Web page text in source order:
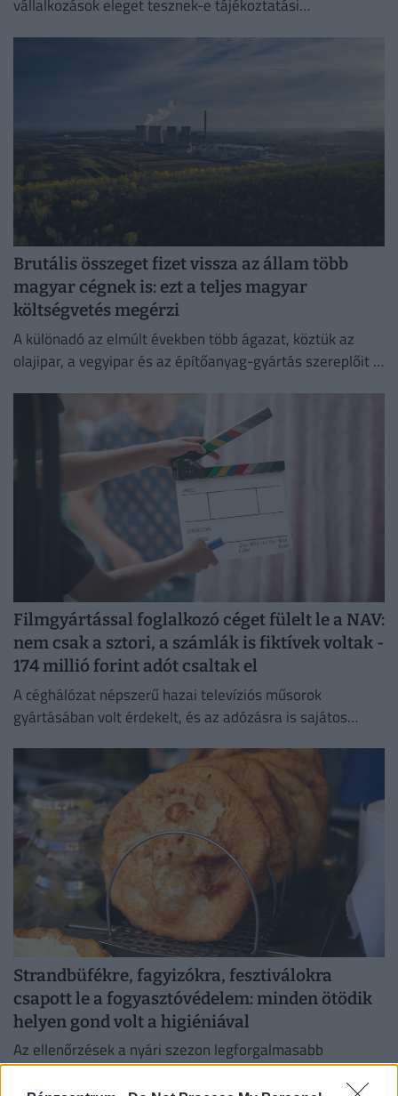
vállalkozások eleget tesznek-e tájékoztatási
Brutális összeget fizet vissza az állam több
magyar cégnek is: ezt a teljes magyar
költségvetés megérzi
A különadó az elmúlt években több ágazat, köztük az
olajipar, a vegyipar és az építőanyag-gyártás szereplőit is
Filmgyártással foglalkozó céget fülelt le a NAV:
nem csak a sztori, a számlák is fiktívek voltak -
174 millió forint adót csaltak el
A céghálózat népszerű hazai televíziós műsorok
gyártásában volt érdekelt, és az adózásra is sajátos
Strandbüfékre, fagyizókra, fesztiválokra
csapott le a fogyasztóvédelem: minden ötödik
helyen gond volt a higiéniával
Az ellenőrzések a nyári szezon legforgalmasabb
helyszíneire koncentráltak, az ellenőrzött egységek 20